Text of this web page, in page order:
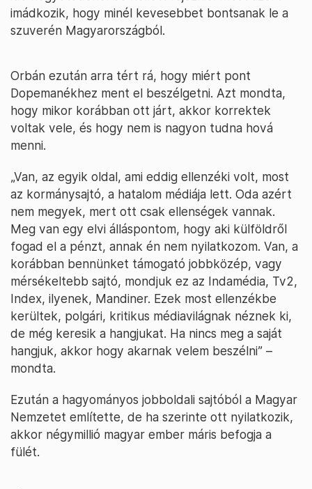
imádkozik, hogy minél kevesebbet bontsanak le a
szuverén Magyarországból.
Orbán ezután arra tért rá, hogy miért pont
Dopemanékhez ment el beszélgetni. Azt mondta,
hogy mikor korábban ott járt, akkor korrektek
voltak vele, és hogy nem is nagyon tudna hová
menni.
„Van, az egyik oldal, ami eddig ellenzéki volt, most
az kormánysajtó, a hatalom médiája lett. Oda azért
nem megyek, mert ott csak ellenségek vannak.
Meg van egy elvi álláspontom, hogy aki külföldről
fogad el a pénzt, annak én nem nyilatkozom. Van, a
korábban bennünket támogató jobbközép, vagy
mérsékeltebb sajtó, mondjuk ez az Indamédia, Tv2,
Index, ilyenek, Mandiner. Ezek most ellenzékbe
kerültek, polgári, kritikus médiavilágnak néznek ki,
de még keresik a hangjukat. Ha nincs meg a saját
hangjuk, akkor hogy akarnak velem beszélni” –
mondta.
Ezután a hagyományos jobboldali sajtóból a Magyar
Nemzetet említette, de ha szerinte ott nyilatkozik,
akkor négymillió magyar ember máris befogja a
fülét.